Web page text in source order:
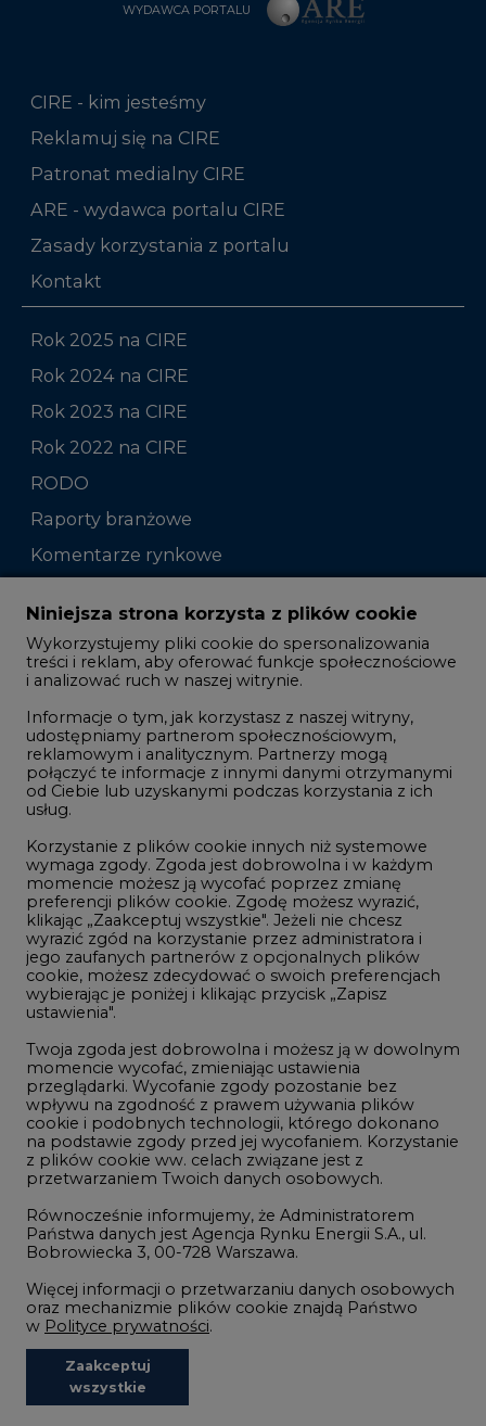
WYDAWCA PORTALU
CIRE - kim jesteśmy
Reklamuj się na CIRE
Patronat medialny CIRE
ARE - wydawca portalu CIRE
Zasady korzystania z portalu
Kontakt
Rok 2025 na CIRE
Rok 2024 na CIRE
Rok 2023 na CIRE
Rok 2022 na CIRE
RODO
Raporty branżowe
Komentarze rynkowe
Zmiany kadrowe na rynku
Studio CIRE
Rozmowy o energetyce
Gospodarka
Geopolityka
LTE450
Innowacje i AI
Telekomunikacja i IT
Handel emisjami CO2
Wodór
Górnictwo
Atom
Fotowoltaika
Offshore wind
Zielone samorządy
Zielona gospodarka
©2002-2021 - 2026
REDAKCJA@CIRE.PL
Niniejsza strona korzysta z plików cookie
Wykorzystujemy pliki cookie do spersonalizowania
treści i reklam, aby oferować funkcje społecznościowe
i analizować ruch w naszej witrynie.
Informacje o tym, jak korzystasz z naszej witryny,
udostępniamy partnerom społecznościowym,
reklamowym i analitycznym. Partnerzy mogą
połączyć te informacje z innymi danymi otrzymanymi
od Ciebie lub uzyskanymi podczas korzystania z ich
usług.
Korzystanie z plików cookie innych niż systemowe
wymaga zgody. Zgoda jest dobrowolna i w każdym
momencie możesz ją wycofać poprzez zmianę
preferencji plików cookie. Zgodę możesz wyrazić,
klikając „Zaakceptuj wszystkie". Jeżeli nie chcesz
wyrazić zgód na korzystanie przez administratora i
jego zaufanych partnerów z opcjonalnych plików
cookie, możesz zdecydować o swoich preferencjach
wybierając je poniżej i klikając przycisk „Zapisz
ustawienia".
Twoja zgoda jest dobrowolna i możesz ją w dowolnym
momencie wycofać, zmieniając ustawienia
przeglądarki. Wycofanie zgody pozostanie bez
wpływu na zgodność z prawem używania plików
cookie i podobnych technologii, którego dokonano
na podstawie zgody przed jej wycofaniem. Korzystanie
z plików cookie ww. celach związane jest z
przetwarzaniem Twoich danych osobowych.
Równocześnie informujemy, że Administratorem
Państwa danych jest Agencja Rynku Energii S.A., ul.
Bobrowiecka 3, 00-728 Warszawa.
Więcej informacji o przetwarzaniu danych osobowych
oraz mechanizmie plików cookie znajdą Państwo
w Polityce prywatności.
Zaakceptuj
wszystkie